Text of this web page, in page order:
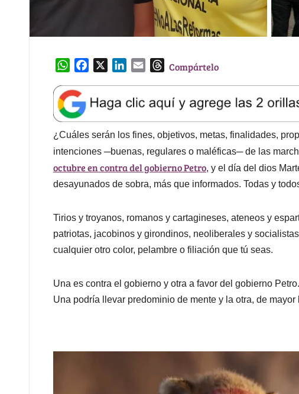
W
a
t
s
A
p
p
e
b
o
o
k
k
e
d
I
n
l
T
e
a
d
s
Compártelo
¿Cuáles serán los fines, objetivos, metas, finalidades,
intenciones ─buenas, regulares o maléficas─ de las
octubre en contra del gobierno Petro, y el día del dios
desayunados de sobra, más que informados. Todas y
Tirios y troyanos, romanos y cartagineses, ateneos y
patriotas, jacobinos y girondinos, neoliberales y
cualquier otro color, pelambre o filiación que tú seas.
Una es contra el gobierno y otra a favor del gobierno
Una podría llevar predominio de mente y la otra, de mayor